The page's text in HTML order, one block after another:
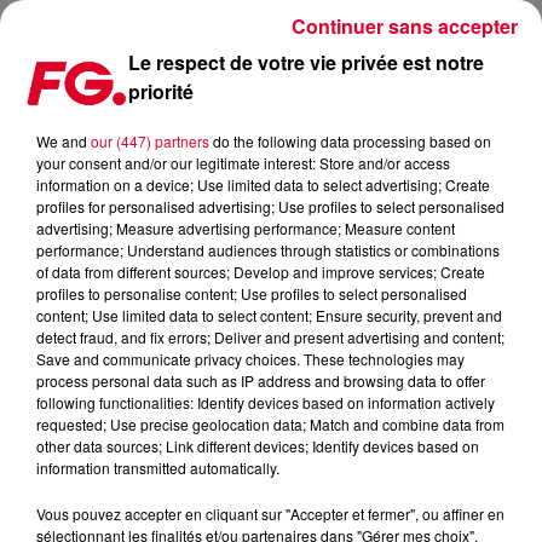
COUP DE CŒUR : FILOUS
Publié : 18 février 2016 à 11h26 par La rédaction
Le respect de votre vie privée est notre
priorité
We and our (447) partnersdo the following data processing based on
your consent and/or our legitimate interest: Store and/or access
information on a device; Use limited data to select advertising; Create
profiles for personalised advertising; Use profiles to select personalised
advertising; Measure advertising performance; Measure content
performance; Understand audiences through statistics or combinations
of data from different sources; Develop and improve services; Create
profiles to personalise content; Use profiles to select personalised
content; Use limited data to select content; Ensure security, prevent and
detect fraud, and fix errors; Deliver and present advertising and content;
Save and communicate privacy choices. These technologies may
process personal data such as IP address and browsing data to offer
following functionalities: Identify devices based on information actively
requested; Use precise geolocation data; Match and combine data from
other data sources; Link different devices; Identify devices based on
information transmitted automatically.
Vous pouvez accepter en cliquant sur "Accepter et fermer", ou affiner en
sélectionnant les finalités et/ou partenaires dans "Gérer mes choix".
Continuer sans accepter